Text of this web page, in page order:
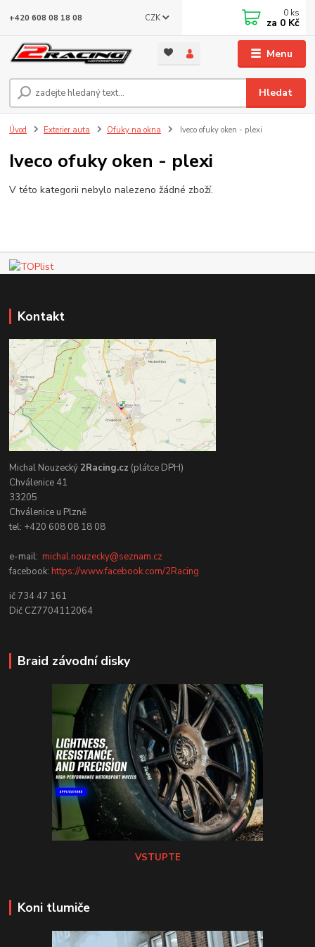
Menu
CZK
Hledat
+420 608 08 18 08 0 ks
za 0 Kč
Úvod Exterier auta Ofuky na okna Iveco ofuky oken - plexi
Iveco ofuky oken - plexi
V této kategorii nebylo nalezeno žádné zboží.
Kontakt
Michal Nouzecký2Racing.cz (plátce DPH)
Chválenice 41
33205
Chválenice u Plzně
tel: +420 608 08 18 08
e-mail:michal.nouzecky@seznam.cz
facebook:https://www.facebook.com/2Racing
ič 734 47 161
Dič CZ7704112064
Braid závodní disky
VSTUPTE
Koni tlumiče